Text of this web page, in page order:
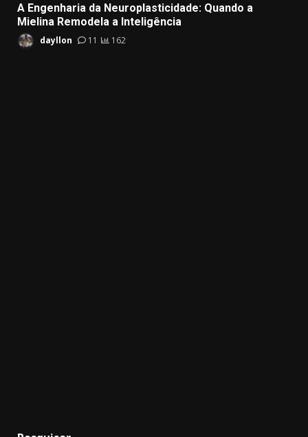
A Engenharia da Neuroplasticidade: Quando a
Mielina Remodela a Inteligência
dayllon 11 162